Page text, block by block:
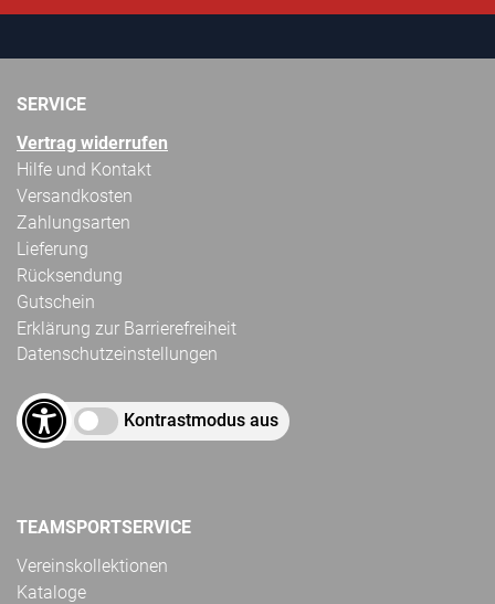
SERVICE
Vertrag widerrufen
Hilfe und Kontakt
Versandkosten
Zahlungsarten
Lieferung
Rücksendung
Gutschein
Erklärung zur Barrierefreiheit
Datenschutzeinstellungen
Kontrastmodus aus
TEAMSPORTSERVICE
Vereinskollektionen
Kataloge